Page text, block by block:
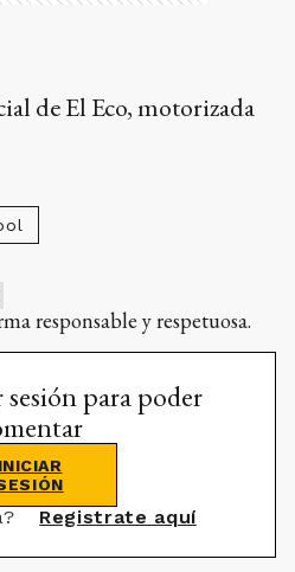
de El Eco, motorizada
responsable y respetuosa.
para poder
INICIAR
Registrate aquí